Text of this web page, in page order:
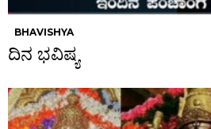
BHAVISHYA
ದಿನ ಭವಿಷ್ಯ